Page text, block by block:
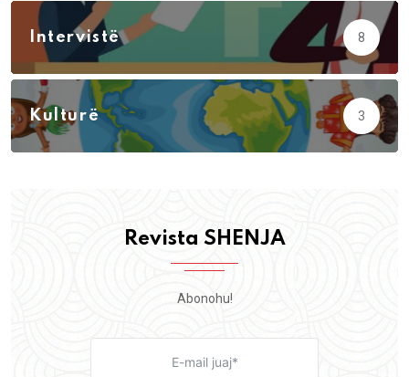
Intervistë 8
Kulturë 3
Revista SHENJA
Abonohu!